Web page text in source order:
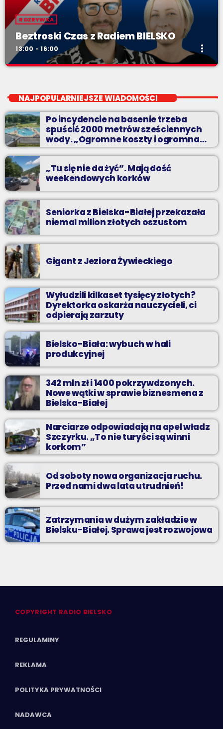
ROZRYWKA
Beztroski Czas z Radiem BIELSKO
13:00 - 16:00 more_vert
jak atrakcyjnie spędzić czas w regionie, jak ominąć korki i jak
odpocząć?
NAJPOPULARNIEJSZE WIADOMOŚCI
Po incydencie na basenie trzeba
spuścić 2000 metrów sześciennych
wody. „Ogromne koszty i ogromna
praca”
„Tu się nie da żyć”. Mają dość
weekendowych korków
Seniorka z Bielska-Białej przekazała
niemal milion złotych oszustom
Gigant z Jeziora Żywieckiego
Wyłudzili kilkaset tysięcy złotych?
Dyrektorka oskarża nauczycieli, ci
odpierają zarzuty
Bielsko-Biała: wybuch w hali
produkcyjnej
342 mln zł i 1400 pokrzywdzonych.
Nowe wątki w sprawie biznesmena z
Bielska-Białej
Narciarze odpowiadają na apel władz
Szczyrku. „To nie turyści są winni
korkom”
Od soboty nowa organizacja ruchu.
Przed nami dwa lata utrudnień!
Zatrzymania w dużym zakładzie w
Bielsku-Białej. Sprawa jest rozwojowa
COPYRIGHT RADIO BIELSKO
REGULAMINY
REKLAMA
POLITYKA PRYWATNOŚCI
NADAWCA